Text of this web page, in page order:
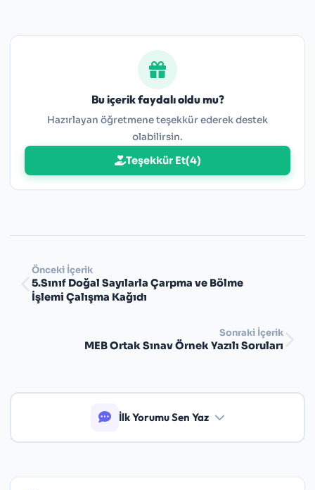
Bu içerik faydalı oldu mu?
Hazırlayan öğretmene teşekkür ederek destek
olabilirsin.
Teşekkür Et(4)
Önceki İçerik
5.Sınıf Doğal Sayılarla Çarpma ve Bölme
İşlemi Çalışma Kağıdı
Sonraki İçerik
MEB Ortak Sınav Örnek Yazılı Soruları
İlk Yorumu Sen Yaz